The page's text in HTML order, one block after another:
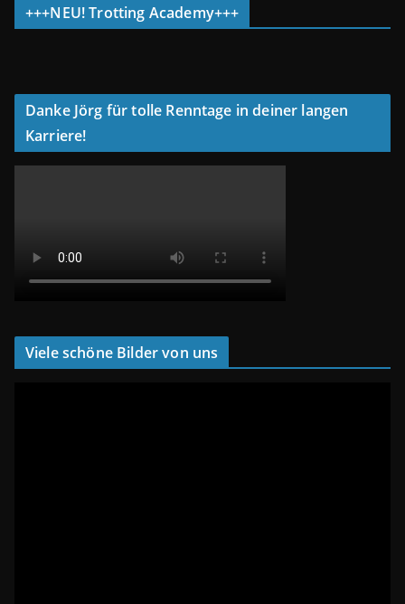
+++NEU! Trotting Academy+++
Danke Jörg für tolle Renntage in deiner langen
Karriere!
Viele schöne Bilder von uns